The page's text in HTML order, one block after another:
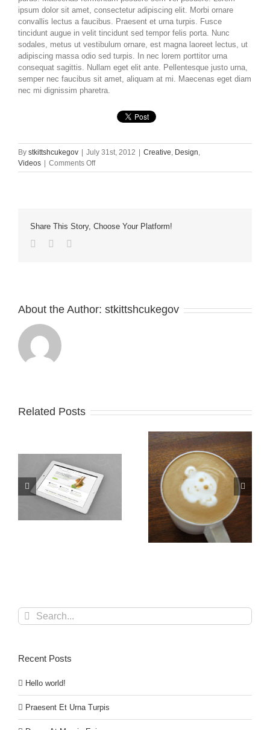
ipsum dolor sit amet, consectetur adipiscing elit. Morbi ornare
convallis lectus a faucibus. Praesent et urna turpis. Fusce
tincidunt augue in velit tincidunt sed tempor felis porta. Nunc
sodales, metus ut vestibulum ornare, est magna laoreet lectus, ut
adipiscing massa odio sed turpis. In nec lorem porttitor urna
consequat sagittis. Nullam eget elit ante. Pellentesque justo urna,
semper nec faucibus sit amet, aliquam at mi. Maecenas eget diam
nec mi dignissim pharetra.
By stkittshcukegov July 31st, 2012 Creative, Design,
Videos
Comments Offon
Class
Litora
Share This Story, Choose Your Platform!
Facebook
Twitter
About the Author: stkittshcukegov
Related Posts
Donec At Mauris
Enims
Nullam Vitae Nibh Un
Odiosters
Search
for:
Recent Posts
Hello world!
Praesent Et Urna Turpis